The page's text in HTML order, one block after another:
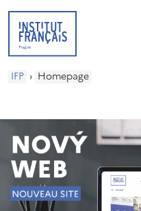
IFP › Homepage